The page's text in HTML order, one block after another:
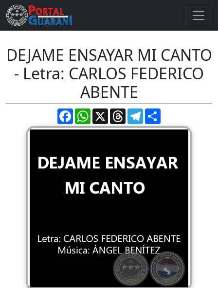
DEJAME ENSAYAR MI CANTO
- Letra: CARLOS FEDERICO
ABENTE
FacebookWhatsApp
X ThreadsTelegram